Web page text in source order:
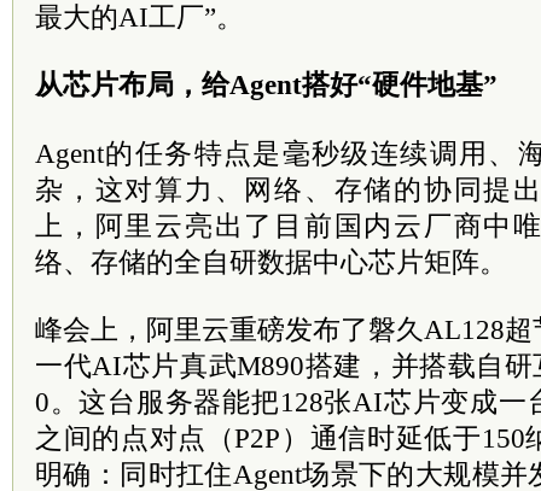
最大的AI工厂”。
从芯片布局，给Agent搭好“硬件地基”
Agent的任务特点是毫秒级连续调用、
杂，这对算力、网络、存储的协同提
上，阿里云亮出了目前国内云厂商中
络、存储的全自研数据中心芯片矩阵。
峰会上，阿里云重磅发布了磐久AL128
一代AI芯片真武M890搭建，并搭载自研
0。这台服务器能把128张AI芯片变成一
之间的点对点（P2P）通信时延低于
明确：同时扛住Agent场景下的大规模